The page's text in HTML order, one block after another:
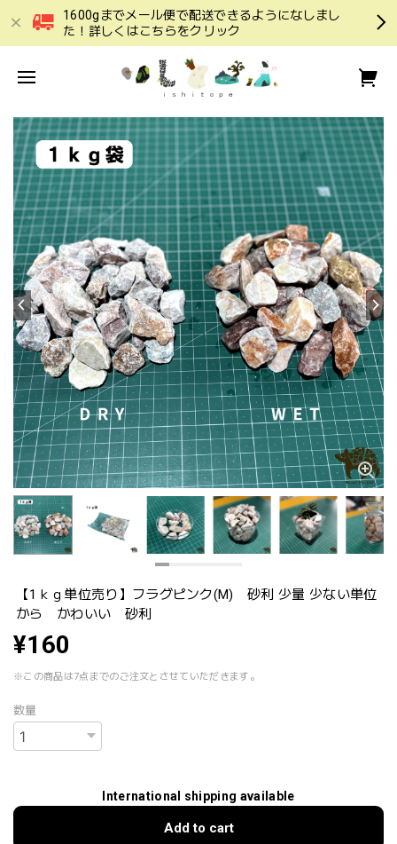
1600gまでメール便で配送できるようになしまし
た！詳しくはこちらをクリック
【1ｋｇ単位売り】フラグピンク(M) 砂利 少量 少ない単位
から かわいい 砂利
¥160
※この商品は7点までのご注文とさせていただきます。
数量
International shipping available
Add to cart